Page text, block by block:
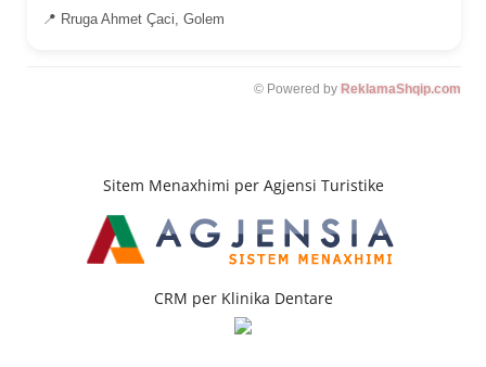
📍 Rruga Ahmet Çaci, Golem
© Powered by ReklamaShqip.com
Sitem Menaxhimi per Agjensi Turistike
CRM per Klinika Dentare